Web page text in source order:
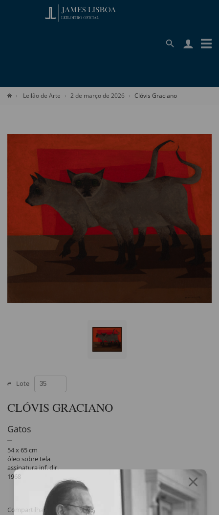
Leilão de Arte 2 de março de 2026 Clóvis Graciano
Lote
CLÓVIS GRACIANO
Gatos
54 x 65 cm
óleo sobre tela
assinatura inf. dir.
1968
Compartilhar